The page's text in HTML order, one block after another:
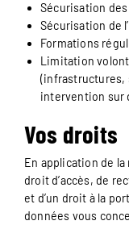
Sécurisation
Sécurisation de
Formations
Limitation
(infrastructures,
intervention sur
Vos droits
En application de
droit d’accès, de
et d’un droit à la
données vous